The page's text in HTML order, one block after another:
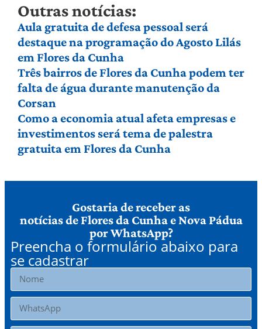
Outras notícias:
Aula gratuita de defesa pessoal será
destaque na programação do Agosto Lilás
em Flores da Cunha
Três bairros de Flores da Cunha podem ter
falta de água durante manutenção da
Corsan
Como a economia atual afeta empresas e
investimentos será tema de palestra
gratuita em Flores da Cunha
Gostaria de receber as
notícias de Flores da Cunha e Nova Pádua
por WhatsApp?
Preencha o formulário abaixo para
se cadastrar